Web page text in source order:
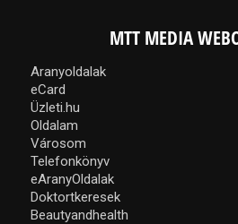
MTT MEDIA
Aranyoldalak
eCard
Üzleti.hu
Oldalam
Városom
Telefonkönyv
eAranyOldalak
Doktortkeresek
Beautyandhealth